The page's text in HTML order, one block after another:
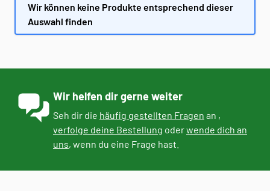
Wir können keine Produkte entsprechend dieser
Auswahl finden
Wir helfen dir gerne weiter
Seh dir die häufig gestellten Fragen an ,
verfolge deine Bestellung oderwende dich an
uns, wenn du eine Frage hast.